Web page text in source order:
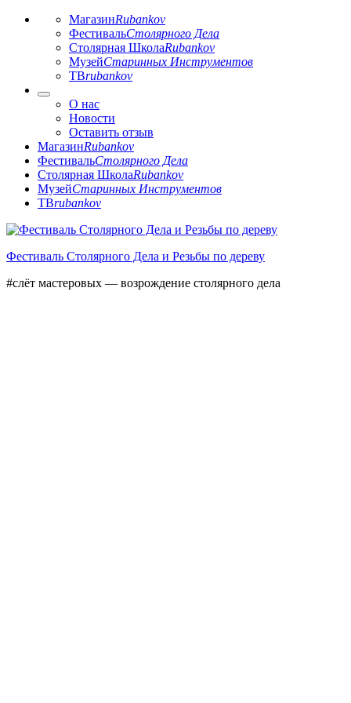
МагазинRubankov
ФестивальСтолярного Дела
Столярная ШколаRubankov
МузейСтаринных Инструментов
ТВrubankov
О нас
Новости
Оставить отзыв
МагазинRubankov
ФестивальСтолярного Дела
Столярная ШколаRubankov
МузейСтаринных Инструментов
ТВrubankov
Перейти
содержимому
Фестиваль Столярного Дела и Резьбы по дереву
#слёт мастеровых — возрождение столярного дела